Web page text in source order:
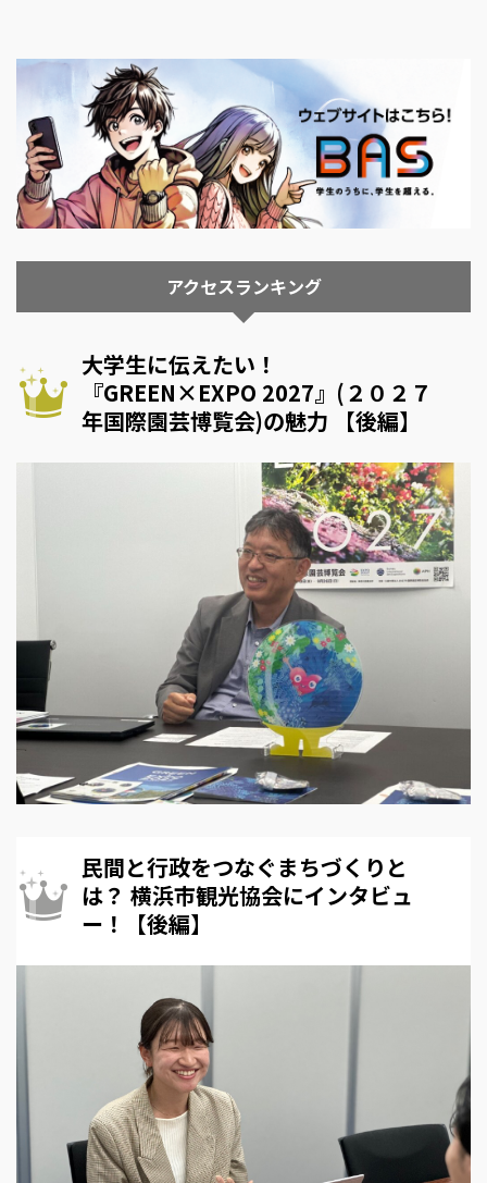
アクセスランキング
大学生に伝えたい！
『GREEN×EXPO 2027』(２０２７
年国際園芸博覧会)の魅力 【後編】
民間と行政をつなぐまちづくりと
は？ 横浜市観光協会にインタビュ
ー！【後編】